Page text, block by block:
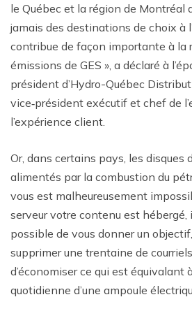
le Québec et la région de Montréal
jamais des destinations de choix à
contribue de façon importante à la
émissions de GES », a déclaré à
président d’Hydro-Québec
vice‑président exécutif et chef de
l’expérience client.
Or, dans certains pays, les disques
alimentés par la combustion du
vous est malheureusement
serveur votre contenu est
possible de vous donner un
supprimer une trentaine de
d’économiser ce qui est équivalant
quotidienne d’une ampoule